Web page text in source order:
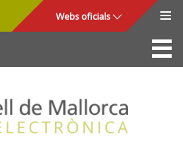
Webs oficials
La Seu
Consell de Mallorca
Accés i seguretat